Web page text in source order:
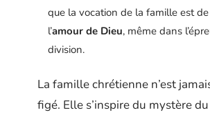
que la vocation de la famille est
l’amour de Dieu, même dans
division.
La famille chrétienne n’est
figé. Elle s’inspire du mystère